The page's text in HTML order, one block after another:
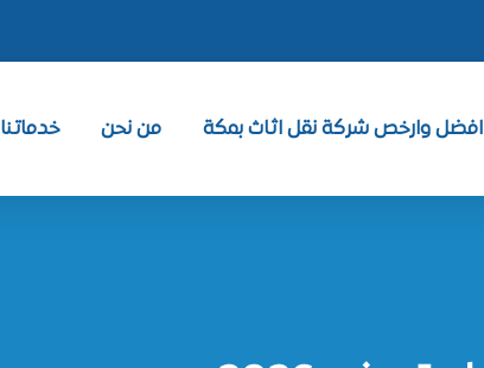
افضل وارخص شركة نقل اثاث بمكة من نحن خدماتنا